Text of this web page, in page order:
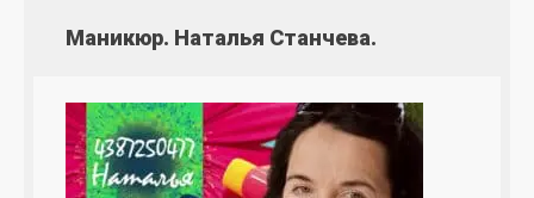
Маникюр. Наталья Станчева.